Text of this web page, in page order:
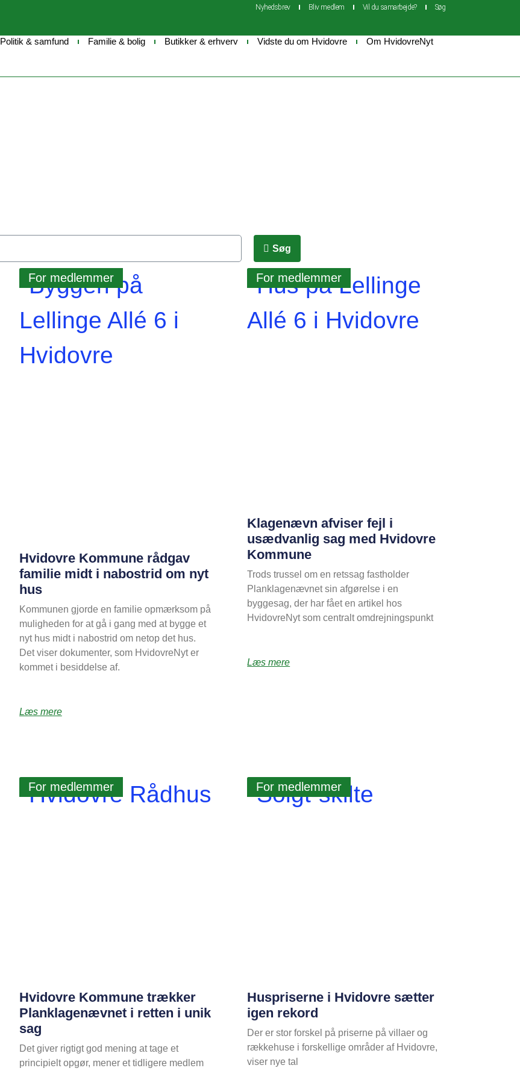
Nyhedsbrev Bliv medlem Vil du samarbejde? Søg
Politik & samfund Familie & bolig Butikker & erhverv Vidste du om Hvidovre Om HvidovreNyt
Søg
Hvidovre Kommune rådgav
familie midt i nabostrid om nyt
hus
Kommunen gjorde en familie opmærksom på
muligheden for at gå i gang med at bygge et
nyt hus midt i nabostrid om netop det hus.
Det viser dokumenter, som HvidovreNyt er
kommet i besiddelse af.
For medlemmer
Læs mere
Klagenævn afviser fejl i
usædvanlig sag med Hvidovre
Kommune
Trods trussel om en retssag fastholder
Planklagenævnet sin afgørelse i en
byggesag, der har fået en artikel hos
HvidovreNyt som centralt omdrejningspunkt
For medlemmer
Læs mere
Hvidovre Kommune trækker
Planklagenævnet i retten i unik
sag
Det giver rigtigt god mening at tage et
principielt opgør, mener et tidligere medlem
For medlemmer
Huspriserne i Hvidovre sætter
igen rekord
Der er stor forskel på priserne på villaer og
rækkehuse i forskellige områder af Hvidovre,
viser nye tal
For medlemmer